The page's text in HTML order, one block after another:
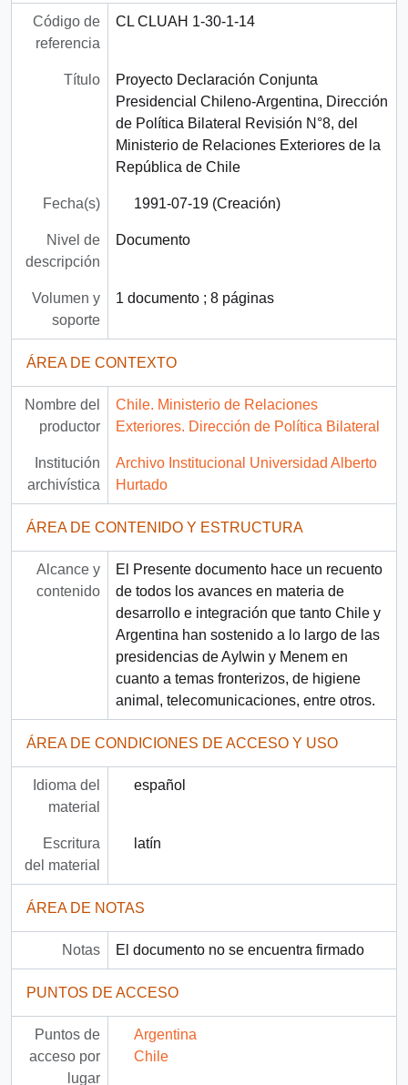
Código de
referencia
CL CLUAH 1-30-1-14
Título
Proyecto Declaración Conjunta
Presidencial Chileno-Argentina, Dirección
de Política Bilateral Revisión N°8, del
Ministerio de Relaciones Exteriores de la
República de Chile
Fecha(s) 1991-07-19 (Creación)
Nivel de
descripción
Documento
Volumen y
soporte
1 documento ; 8 páginas
ÁREA DE CONTEXTO
Nombre del
productor
Chile. Ministerio de Relaciones
Exteriores. Dirección de Política Bilateral
Institución
archivística
Archivo Institucional Universidad Alberto
Hurtado
ÁREA DE CONTENIDO Y ESTRUCTURA
Alcance y
contenido
El Presente documento hace un recuento
de todos los avances en materia de
desarrollo e integración que tanto Chile y
Argentina han sostenido a lo largo de las
presidencias de Aylwin y Menem en
cuanto a temas fronterizos, de higiene
animal, telecomunicaciones, entre otros.
ÁREA DE CONDICIONES DE ACCESO Y USO
Idioma del
material
español
Escritura
del material
latín
ÁREA DE NOTAS
Notas El documento no se encuentra firmado
PUNTOS DE ACCESO
Puntos de
acceso por
lugar
Argentina
Chile